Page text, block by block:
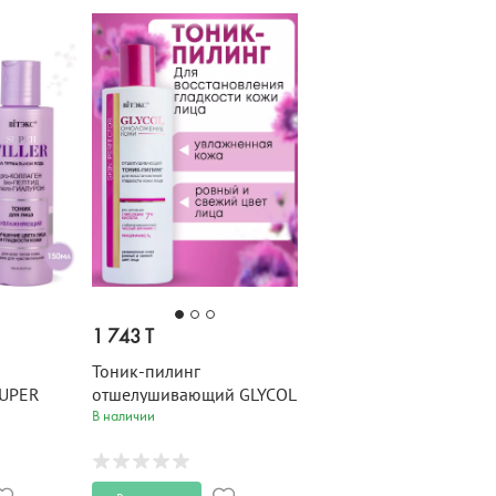
1 743 T
Тоник-пилинг
отшелушивающий GLYCOL
150 мл
В наличии